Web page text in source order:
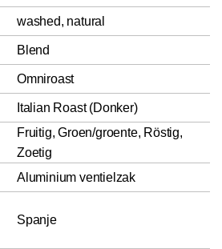
washed, natural
Blend
Omniroast
Italian Roast (Donker)
Fruitig, Groen/groente, Röstig,
Zoetig
Aluminium ventielzak
Spanje